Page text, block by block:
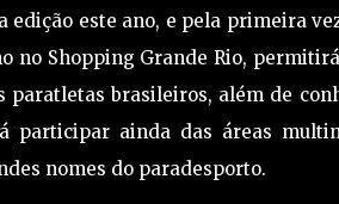
edição este ano, e pela primeira
no Shopping Grande Rio,
brasileiros, além de
participar ainda das áreas
nomes do paradesporto.